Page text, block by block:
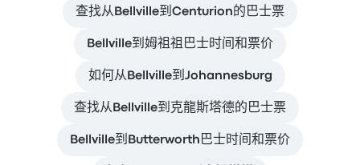
查找从Bellville到Centurion的巴士票
Bellville到姆祖祖巴士时间和票价
如何从Bellville到Johannesburg
查找从Bellville到克龍斯塔德的巴士票
Bellville到Butterworth巴士时间和票价